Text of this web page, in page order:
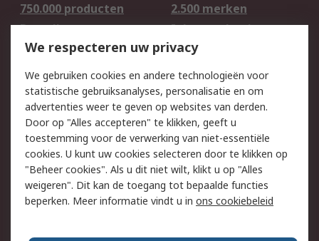
750.000 producten
2.500 merken
Bestellen
Inkoopoplossingen
Retouren
Technisch advies
Track & Trace
Wettelijk
Cookiebeleid
Email veiligheid
Privacybeleid -
Bijgewerkt
Websitevoorwaarden
Algemene
verkoopvoorwaarden
We respecteren uw privacy
We gebruiken cookies en andere technologieën voor
statistische gebruiksanalyses, personalisatie en om
advertenties weer te geven op websites van derden.
Door op "Alles accepteren" te klikken, geeft u
toestemming voor de verwerking van niet-essentiële
cookies. U kunt uw cookies selecteren door te klikken op
"Beheer cookies". Als u dit niet wilt, klikt u op "Alles
weigeren". Dit kan de toegang tot bepaalde functies
beperken. Meer informatie vindt u in ons cookiebeleid